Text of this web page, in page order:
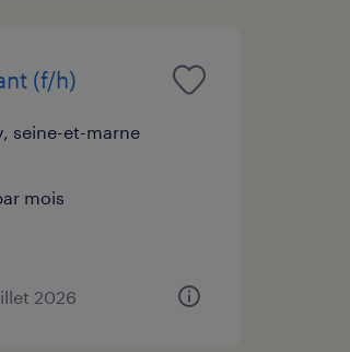
(f/h)
seine-et-marne
mois
2026